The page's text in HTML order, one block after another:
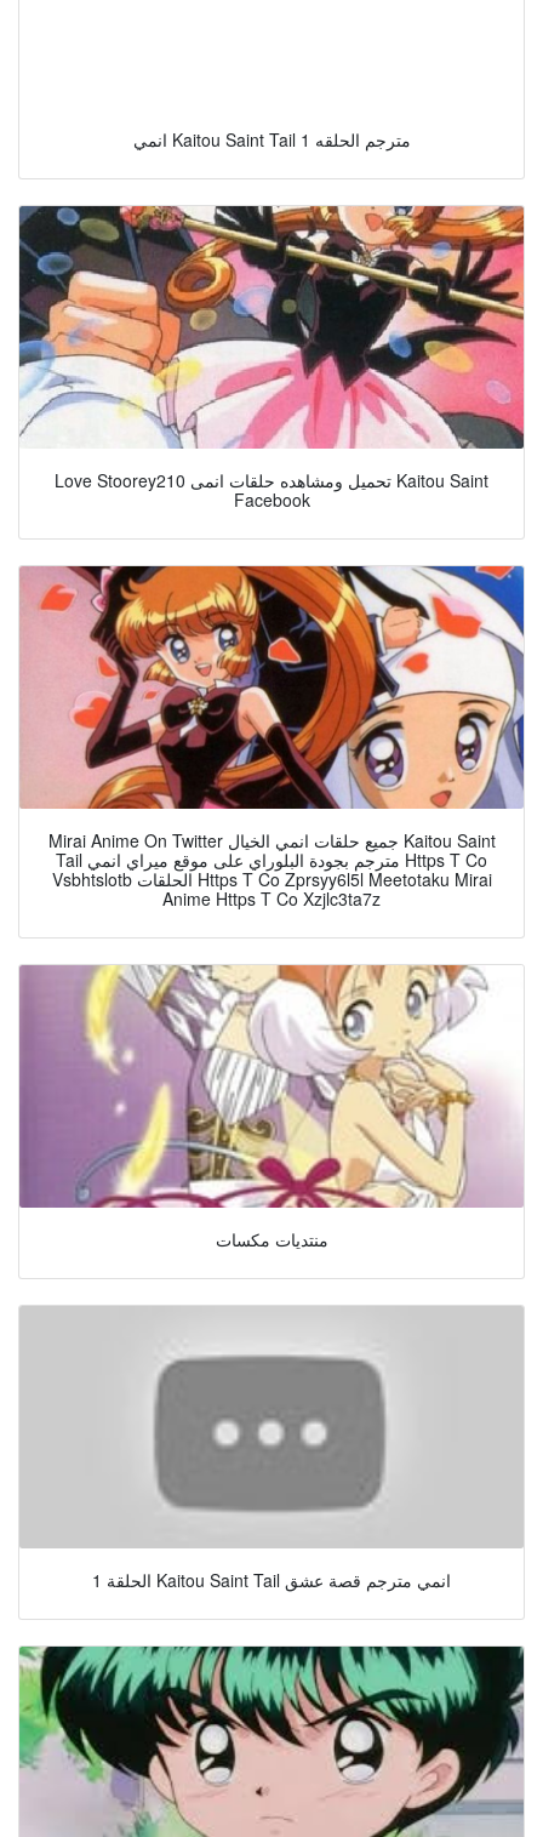
انمي Kaitou Saint Tail مترجم الحلقه 1
Love Stoorey210 تحميل ومشاهده حلقات انمى Kaitou Saint
Facebook
Mirai Anime On Twitter جميع حلقات انمي الخيال Kaitou Saint
Tail مترجم بجودة البلوراي على موقع ميراي انمي Https T Co
Vsbhtslotb الحلقات Https T Co Zprsyy6l5l Meetotaku Mirai
Anime Https T Co Xzjlc3ta7z
منتديات مكسات
الحلقة 1 Kaitou Saint Tail انمي مترجم قصة عشق